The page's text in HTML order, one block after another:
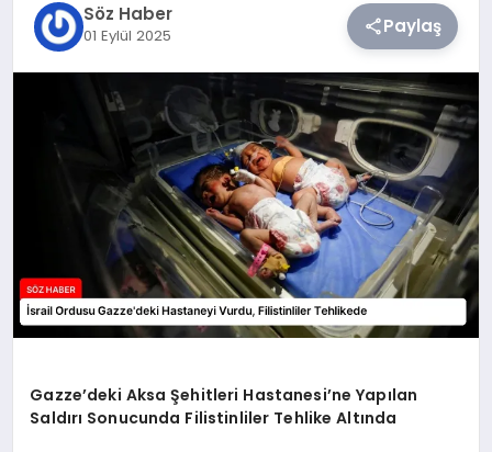
Söz Haber
01 Eylül 2025 Paylaş
Gazze’deki Aksa Şehitleri Hastanesi’ne Yapılan
Saldırı Sonucunda Filistinliler Tehlike Altında